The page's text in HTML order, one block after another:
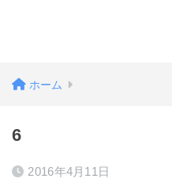
ホーム
6
2016年4月11日